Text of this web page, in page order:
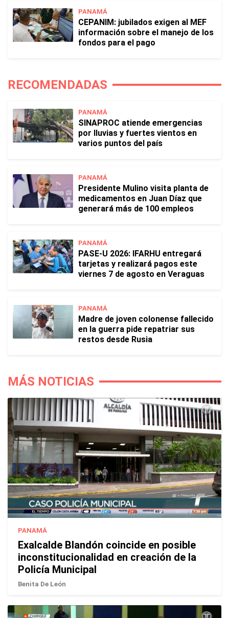
PANAMÁ
CEPANIM: jubilados exigen al MEF
información sobre el manejo de los
fondos para el pago
RECOMENDADAS
PANAMÁ
SINAPROC atiende emergencias
por lluvias y fuertes vientos en
varios puntos del país
PANAMÁ
Presidente Mulino visita planta de
medicamentos en Juan Díaz que
generará más de 100 empleos
PANAMÁ
PASE-U 2026: IFARHU entregará
tarjetas y realizará pagos este
viernes 7 de agosto en Veraguas
PANAMÁ
Madre de joven colonense fallecido
en la guerra pide repatriar sus
restos desde Rusia
MÁS NOTICIAS
PANAMÁ
Exalcalde Blandón coincide en posible
inconstitucionalidad en creación de la
Policía Municipal
Benita De León